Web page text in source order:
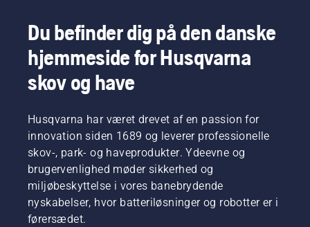
chokeren,
og træk i
startkablet,
Når
motoren
er
standset,
skal du
deaktivere
chokeren
og
Du befinder dig på den danske
hjemmeside for Husqvarna
skov og have
Husqvarna har været drevet af en passion for
innovation siden 1689 og leverer professionelle
skov-, park- og haveprodukter. Ydeevne og
brugervenlighed møder sikkerhed og
miljøbeskyttelse i vores banebrydende
nyskabelser, hvor batteriløsninger og robotter er i
førersædet.